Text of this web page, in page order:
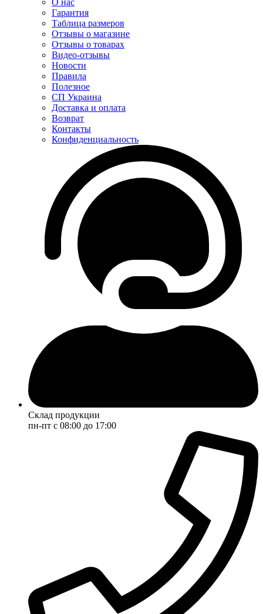
О нас
Гарантия
Таблица размеров
Отзывы о магазине
Отзывы о товарах
Видео-отзывы
Новости
Правила
Полезное
СП Украина
Доставка и оплата
Возврат
Контакты
Конфиденциальность
Склад продукции
пн-пт с 08:00 до 17:00